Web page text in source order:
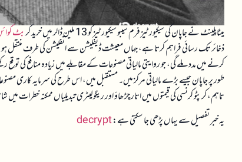
میٹاپلینٹ نے جاپان کی سیکیورٹیز فرم سیبو سیکیورٹیز کو 13 ملین ڈالر میں خرید کر بٹ
ذخائر تک رسائی فراہم کرتا ہے، جہاں معیشت ڈیفلیشن سے انفلیشن کی طرف منتقل ہو
کرنے میں مدد ملے گی، جو روایتی مالیاتی مصنوعات کے مقابلے میں زیادہ منافع کی
طور پر جاپان جیسے بڑے مالیاتی مرکز میں۔ مستقبل میں، اس طرح کی سرمایہ کاری
تاہم، کرپٹو کرنسی کی قیمتوں میں اتار چڑھاؤ اور ریگولیٹری تبدیلیاں ممکنہ خطرات
یہ خبر تفصیل سے یہاں پڑھی جا سکتی ہے:decrypt